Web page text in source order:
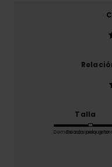
Talla
Demasiado pequeño
Demasiado